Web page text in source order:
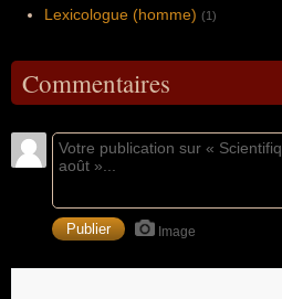
Lexicologue (homme) (1)
Commentaires
Image